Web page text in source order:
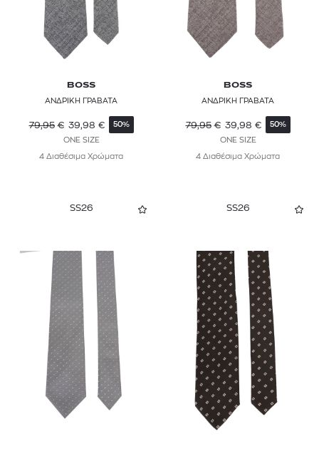
BOSS
ΑΝΔΡΙΚΗ ΓΡΑΒΑΤΑ
79,95 € 39,98 € 50%
ONE SIZE
4 Διαθέσιμα Χρώματα
BOSS
ΑΝΔΡΙΚΗ ΓΡΑΒΑΤΑ
79,95 € 39,98 € 50%
ONE SIZE
4 Διαθέσιμα Χρώματα
SS26 SS26